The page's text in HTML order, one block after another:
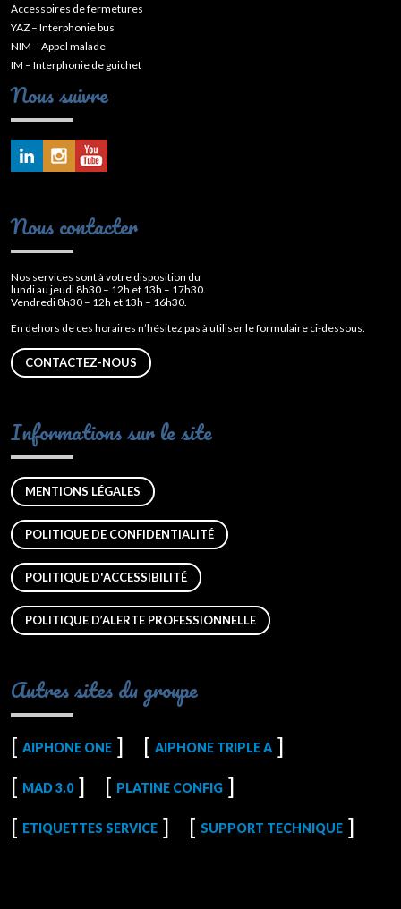
Accessoires de fermetures
YAZ – Interphonie bus
NIM – Appel malade
IM – Interphonie de guichet
Nous suivre
Nous contacter
Nos services sont à votre disposition du
lundi au jeudi 8h30 – 12h et 13h – 17h30.
Vendredi 8h30 – 12h et 13h – 16h30.
En dehors de ces horaires n’hésitez pas à utiliser le formulaire ci-dessous.
CONTACTEZ-NOUS
Informations sur le site
MENTIONS LÉGALES
POLITIQUE DE CONFIDENTIALITÉ
POLITIQUE D'ACCESSIBILITÉ
POLITIQUE D’ALERTE PROFESSIONNELLE
Autres sites du groupe
AIPHONE ONE AIPHONE TRIPLE A
MAD 3.0 PLATINE CONFIG
ETIQUETTES SERVICE SUPPORT TECHNIQUE